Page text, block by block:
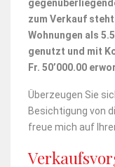
zum Verkauf
Wohnungen als
genutzt und mit
Fr. 50’000.00
Überzeugen Sie
Besichtigung von
freue mich auf